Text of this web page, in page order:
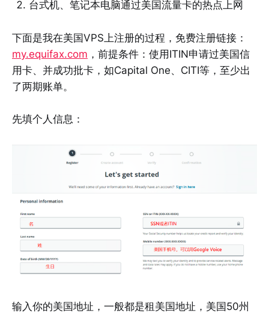
台式机、笔记本电脑通过美国流量卡的热点上网
下面是我在美国VPS上注册的过程，免费注册链接：
my.equifax.com ，前提条件：使用ITIN申请过美国信
用卡、并成功批卡，如Capital One、CITI等，至少出
了两期账单。
先填个人信息：
输入你的美国地址，一般都是租美国地址，美国50州